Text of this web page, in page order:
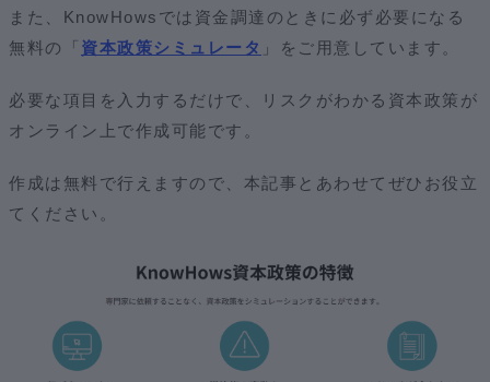
また、KnowHowsでは資金調達のときに必ず必要になる
無料の
「 資本政策シミュレータ 」 をご用意しています。
必要な項目を入力するだけで、リスクがわかる資本政策が
オンライン上で作成可能です。
作成は無料で行えますので、本記事とあわせてぜひお役立
てください。